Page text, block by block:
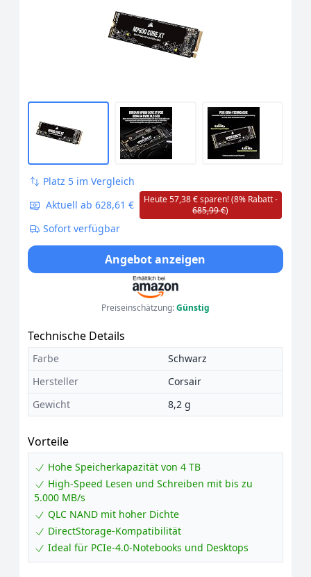
PCIe 4.0-Notebooks Und Desktops -
Platz 5 im Vergleich
Aktuell ab 628,61 €
Heute 57,38 € sparen! (8% Rabatt -
685,99 €)
Sofort verfügbar
Angebot anzeigen
Preiseinschätzung:Günstig
Technische Details
Farbe
Schwarz
Hersteller
Corsair
Gewicht
8,2 g
Vorteile
Hohe Speicherkapazität von 4 TB
High-Speed Lesen und Schreiben mit bis zu
5.000 MB/s
QLC NAND mit hoher Dichte
DirectStorage-Kompatibilität
Ideal für PCIe-4.0-Notebooks und Desktops